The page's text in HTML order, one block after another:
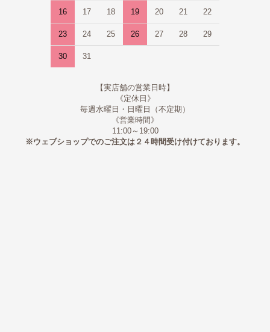
16 17 18 19 20 21 22
23 24 25 26 27 28 29
30 31
【実店舗の営業日時】
《定休日》
毎週水曜日・日曜日（不定期）
《営業時間》
11:00～19:00
※ウェブショップでのご注文は２４時間受け付けております。